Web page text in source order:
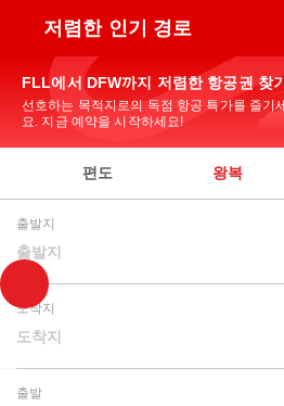
저렴한 인기 경로
FLL에서 DFW까지 저렴한 항공권 찾기
선호하는 목적지로의 독점 항공 특가를 즐기세
요. 지금 예약을 시작하세요!
편도 왕복
출발지
출발지
도착지
도착지
출발